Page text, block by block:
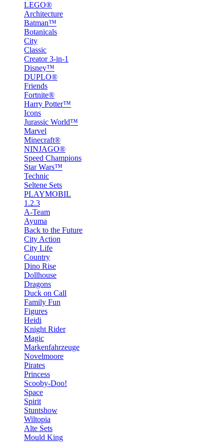
LEGO®
Architecture
Batman™
Botanicals
City
Classic
Creator 3-in-1
Disney™
DUPLO®
Friends
Fortnite®
Harry Potter™
Icons
Jurassic World™
Marvel
Minecraft®
NINJAGO®
Speed Champions
Star Wars™
Technic
Seltene Sets
PLAYMOBIL
1.2.3
A-Team
Ayuma
Back to the Future
City Action
City Life
Country
Dino Rise
Dollhouse
Dragons
Duck on Call
Family Fun
Figures
Heidi
Knight Rider
Magic
Markenfahrzeuge
Novelmoore
Pirates
Princess
Scooby-Doo!
Space
Spirit
Stuntshow
Wiltopia
Alte Sets
Mould King